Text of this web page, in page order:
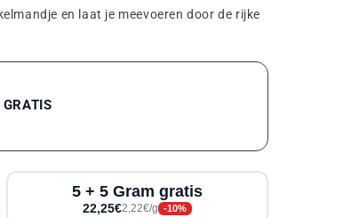
en laat je meevoeren door de rijke
5 + 5 Gram gratis
22,25€2,22€/g -10%